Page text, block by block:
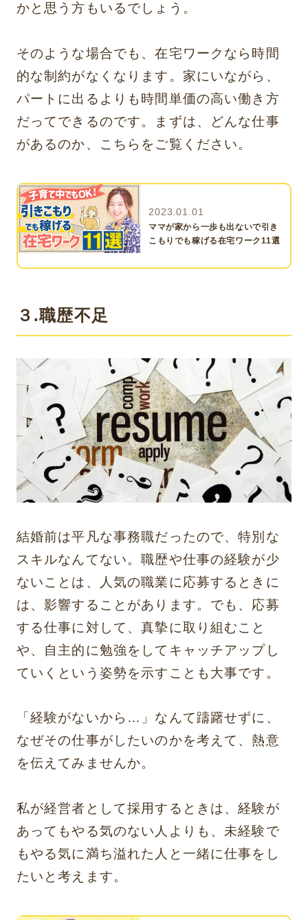
かと思う方もいるでしょう。
そのような場合でも、在宅ワークなら時間
的な制約がなくなります。家にいながら、
パートに出るよりも時間単価の高い働き方
だってできるのです。まずは、どんな仕事
があるのか、こちらをご覧ください。
2023.01.01
ママが家から一歩も出ないで引き
こもりでも稼げる在宅ワーク11選
３.職歴不足
結婚前は平凡な事務職だったので、特別な
スキルなんてない。職歴や仕事の経験が少
ないことは、人気の職業に応募するときに
は、影響することがあります。でも、応募
する仕事に対して、真摯に取り組むこと
や、自主的に勉強をしてキャッチアップし
ていくという姿勢を示すことも大事です。
「経験がないから…」なんて躊躇せずに、
なぜその仕事がしたいのかを考えて、熱意
を伝えてみませんか。
私が経営者として採用するときは、経験が
あってもやる気のない人よりも、未経験で
もやる気に満ち溢れた人と一緒に仕事をし
たいと考えます。